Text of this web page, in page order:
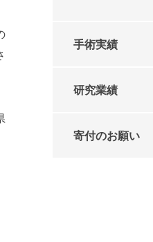
手術実績
研究業績
寄付のお願い